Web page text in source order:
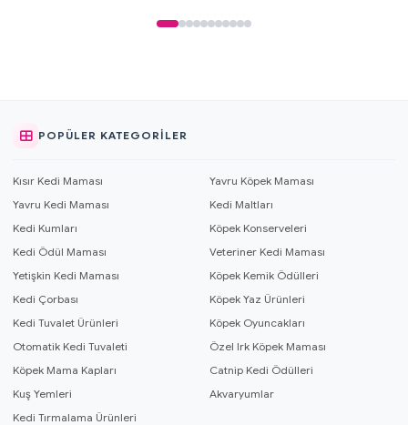
POPÜLER KATEGORILER
Kısır Kedi Maması
Yavru Köpek Maması
Yavru Kedi Maması
Kedi Maltları
Kedi Kumları
Köpek Konserveleri
Kedi Ödül Maması
Veteriner Kedi Maması
Yetişkin Kedi Maması
Köpek Kemik Ödülleri
Kedi Çorbası
Köpek Yaz Ürünleri
Kedi Tuvalet Ürünleri
Köpek Oyuncakları
Otomatik Kedi Tuvaleti
Özel Irk Köpek Maması
Köpek Mama Kapları
Catnip Kedi Ödülleri
Kuş Yemleri
Akvaryumlar
Kedi Tırmalama Ürünleri